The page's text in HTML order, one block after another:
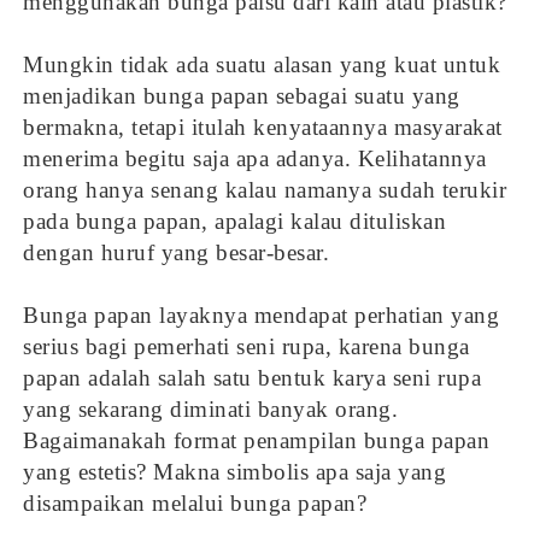
Mungkin tidak ada suatu alasan yang kuat untuk
menjadikan bunga papan sebagai suatu yang
bermakna, tetapi itulah kenyataannya masyarakat
menerima begitu saja apa adanya. Kelihatannya
orang hanya senang kalau namanya sudah terukir
pada bunga papan, apalagi kalau dituliskan
dengan huruf yang besar-besar.
Bunga papan layaknya mendapat perhatian yang
serius bagi pemerhati seni rupa, karena bunga
papan adalah salah satu bentuk karya seni rupa
yang sekarang diminati banyak orang.
Bagaimanakah format penampilan bunga papan
yang estetis? Makna simbolis apa saja yang
disampaikan melalui bunga papan?